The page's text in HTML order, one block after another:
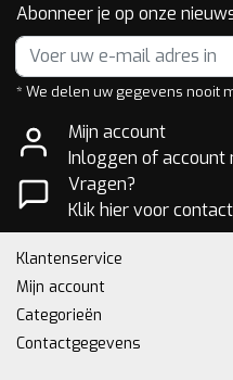
Abonneer je op onze
* We delen uw gegevens nooit
Mijn account
Inloggen of account
Vragen?
Klik hier voor
Klantenservice
Mijn account
Categorieën
Contactgegevens